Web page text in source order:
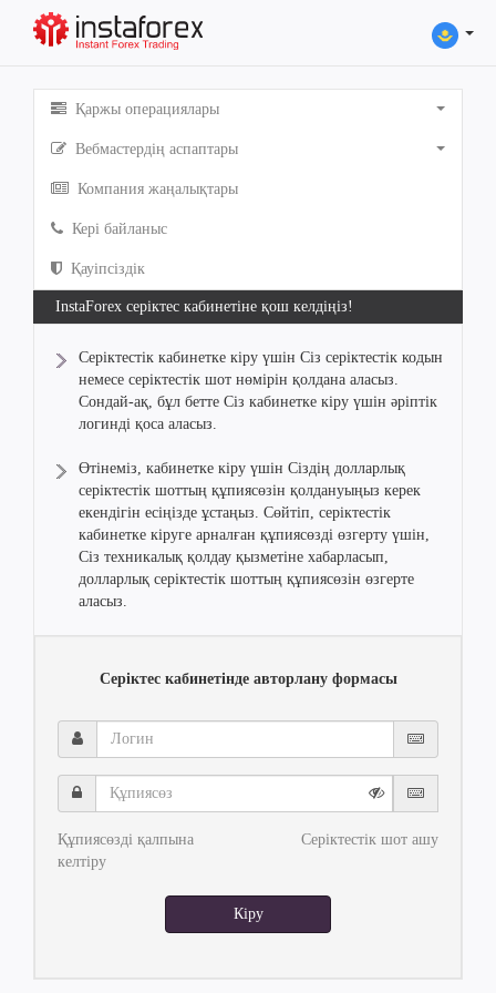
Қаржы операциялары
Вебмастердің аспаптары
Компания жаңалықтары
Кері байланыс
Қауіпсіздік
InstaForex серіктес кабинетіне қош келдіңіз!
Серіктестік кабинетке кіру үшін Сіз серіктестік кодын
немесе серіктестік шот нөмірін қолдана аласыз.
Сондай-ақ, бұл бетте Сіз кабинетке кіру үшін әріптік
логинді қоса аласыз.
Өтінеміз, кабинетке кіру үшін Сіздің долларлық
серіктестік шоттың құпиясөзін қолдануыңыз керек
екендігін есіңізде ұстаңыз. Сөйтіп, серіктестік
кабинетке кіруге арналған құпиясөзді өзгерту үшін,
Сіз техникалық қолдау қызметіне хабарласып,
долларлық серіктестік шоттың құпиясөзін өзгерте
аласыз.
Серіктес кабинетінде авторлану формасы
Логин
Құпиясөз
Құпиясөзді қалпына
келтіру
Серіктестік шот ашу
Кіру